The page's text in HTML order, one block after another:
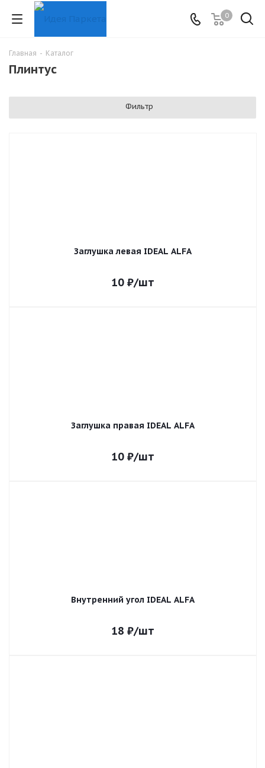
0
Главная - Каталог
Плинтус
Фильтр
Заглушка левая IDEAL ALFA
10 ₽/шт
Заглушка правая IDEAL ALFA
10 ₽/шт
Внутренний угол IDEAL ALFA
18 ₽/шт